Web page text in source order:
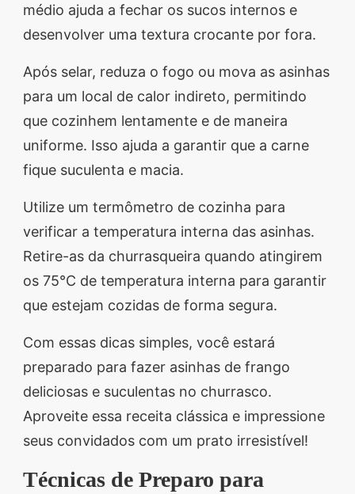
médio ajuda a fechar os sucos internos e
desenvolver uma textura crocante por fora.
Após selar, reduza o fogo ou mova as asinhas
para um local de calor indireto, permitindo
que cozinhem lentamente e de maneira
uniforme. Isso ajuda a garantir que a carne
fique suculenta e macia.
Utilize um termômetro de cozinha para
verificar a temperatura interna das asinhas.
Retire-as da churrasqueira quando atingirem
os 75°C de temperatura interna para garantir
que estejam cozidas de forma segura.
Com essas dicas simples, você estará
preparado para fazer asinhas de frango
deliciosas e suculentas no churrasco.
Aproveite essa receita clássica e impressione
seus convidados com um prato irresistível!
Técnicas de Preparo para